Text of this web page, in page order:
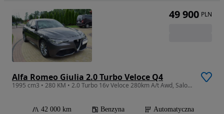
Alfa Romeo Giulia 2.0 Turbo Veloce Q4
1995 cm3 • 280 KM • 2.0 Turbo 16v Veloce 280km A/t Awd, Salon PL, Faktura Vat 23
42 000 km Benzyna
Automatyczna
49 900 PLN